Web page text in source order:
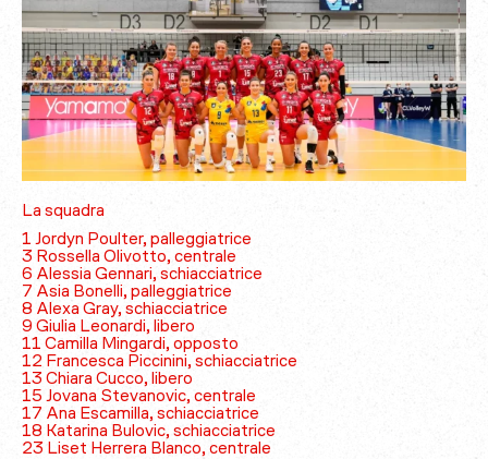
La squadra
1 Jordyn Poulter, palleggiatrice
3 Rossella Olivotto, centrale
6 Alessia Gennari, schiacciatrice
7 Asia Bonelli, palleggiatrice
8 Alexa Gray, schiacciatrice
9 Giulia Leonardi, libero
11 Camilla Mingardi, opposto
12 Francesca Piccinini, schiacciatrice
13 Chiara Cucco, libero
15 Jovana Stevanovic, centrale
17 Ana Escamilla, schiacciatrice
18 Katarina Bulovic, schiacciatrice
23 Liset Herrera Blanco, centrale